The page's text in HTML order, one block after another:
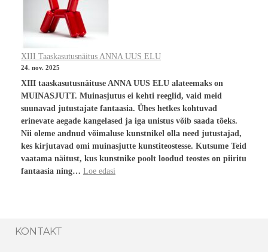
XIII Taaskasutusnäitus ANNA UUS ELU
24. nov. 2025
XIII taaskasutusnäituse ANNA UUS ELU alateemaks on
MUINASJUTT. Muinasjutus ei kehti reeglid, vaid meid
suunavad jutustajate fantaasia. Ühes hetkes kohtuvad
erinevate aegade kangelased ja iga unistus võib saada tõeks.
Nii oleme andnud võimaluse kunstnikel olla need jutustajad,
kes kirjutavad omi muinasjutte kunstiteostesse. Kutsume Teid
vaatama näitust, kus kunstnike poolt loodud teostes on piiritu
fantaasia ning… Loe edasi
KONTAKT